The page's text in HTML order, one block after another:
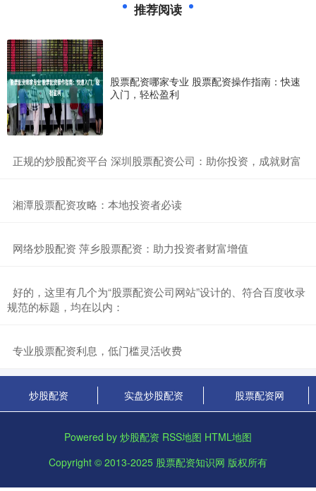
推荐阅读
股票配资哪家专业 股票配资操作指南：快速
入门，轻松盈利
​正规的炒股配资平台 深圳股票配资公司：助你投资，成就财富
​湘潭股票配资攻略：本地投资者必读
​网络炒股配资 萍乡股票配资：助力投资者财富增值
​好的，这里有几个为“股票配资公司网站”设计的、符合百度收录
规范的标题，均在以内：
​专业股票配资利息，低门槛灵活收费
炒股配资 实盘炒股配资 股票配资网
Powered by 炒股配资 RSS地图 HTML地图
Copyright © 2013-2025 股票配资知识网 版权所有